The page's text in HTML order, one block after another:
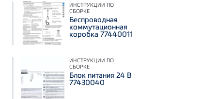
ИНСТРУКЦИИ ПО
СБОРКЕ
Беспроводная
коммутационная
коробка 77440011
ИНСТРУКЦИИ ПО
СБОРКЕ
Блок питания 24 В
77430040